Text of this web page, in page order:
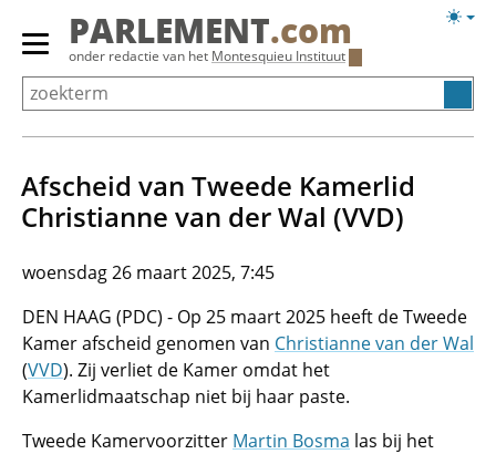
Overslaan
Primair
menu
tonen/verbergen
PARLEMENT.com
onder redactie van het Montesquieu Instituut
Afscheid van Tweede Kamerlid
Christianne van der Wal (VVD)
woensdag 26 maart 2025, 7:45
DEN HAAG (PDC) - Op 25 maart 2025 heeft de Tweede
Kamer afscheid genomen van Christianne van der Wal
(VVD). Zij verliet de Kamer omdat het
Kamerlidmaatschap niet bij haar paste.
Tweede Kamervoorzitter Martin Bosma las bij het